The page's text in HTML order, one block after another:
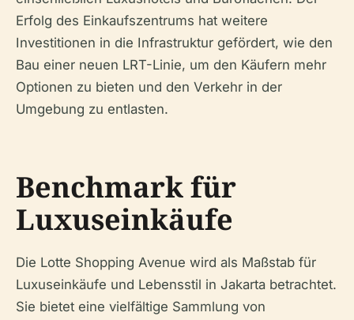
Erfolg des Einkaufszentrums hat weitere
Investitionen in die Infrastruktur gefördert, wie den
Bau einer neuen LRT-Linie, um den Käufern mehr
Optionen zu bieten und den Verkehr in der
Umgebung zu entlasten.
Benchmark für
Luxuseinkäufe
Die Lotte Shopping Avenue wird als Maßstab für
Luxuseinkäufe und Lebensstil in Jakarta betrachtet.
Sie bietet eine vielfältige Sammlung von